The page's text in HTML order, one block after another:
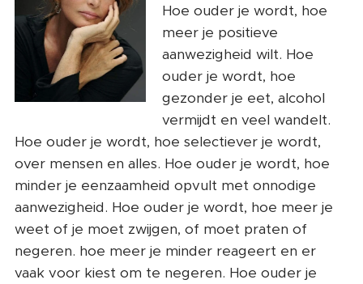
Hoe ouder je wordt, hoe
meer je positieve
aanwezigheid wilt. Hoe
ouder je wordt, hoe
gezonder je eet, alcohol
vermijdt en veel wandelt.
Hoe ouder je wordt, hoe selectiever je wordt,
over mensen en alles. Hoe ouder je wordt, hoe
minder je eenzaamheid opvult met onnodige
aanwezigheid. Hoe ouder je wordt, hoe meer je
weet of je moet zwijgen, of moet praten of
negeren. hoe meer je minder reageert en er
vaak voor kiest om te negeren. Hoe ouder je